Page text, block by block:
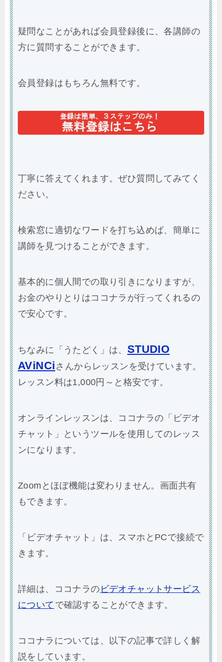
疑問なことがあれば会員登録後に、各講師の
方に質問することができます。
会員登録はもちろん無料です。
丁寧に答えてくれます。ぜひ質問してみてく
ださい。
検索窓に適切なワードを打ち込めば、簡単に
講師を見つけることができます。
基本的に個人間での取り引きになりますが、
お金のやりとりはココナラが行ってくれるの
で安心です。
ちなみに「うたどく」は、 STUDIO
AViNCi さんからレッスンを受けています。
レッスン料は1,000円～と格安です。
オンラインレッスンは、ココナラの「ビデオ
チャット」というツールを使用してのレッス
ンになります。
Zoomとほぼ機能は変わりません。画面共有
もできます。
「ビデオチャット」は、スマホとPCで接続で
きます。
詳細は、ココナラの ビデオチャットサービス
について で確認することができます。
ココナラについては、以下の記事で詳しく解
説をしています。